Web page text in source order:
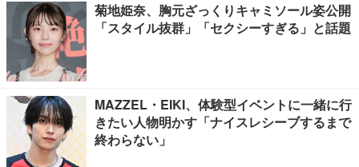
菊地姫奈、胸元ざっくりキャミソール姿公開
「スタイル抜群」「セクシーすぎる」と話題
MAZZEL・EIKI、体験型イベントに一緒に行
きたい人物明かす「ナイスレシーブするまで
終わらない」